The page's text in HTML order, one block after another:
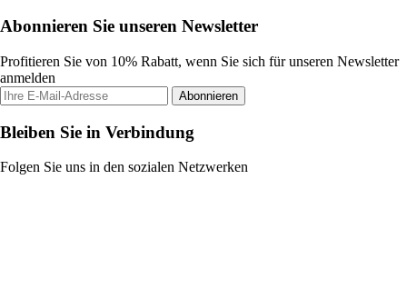
Abonnieren Sie unseren Newsletter
Profitieren Sie von 10% Rabatt, wenn Sie sich für unseren Newsletter
anmelden
Abonnieren
Bleiben Sie in Verbindung
Folgen Sie uns in den sozialen Netzwerken